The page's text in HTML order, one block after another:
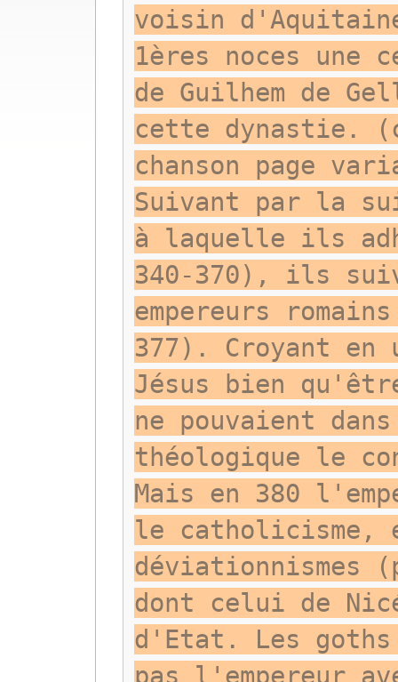
voisin
1ères noces
de Guilhem de
cette dynastie.
chanson page
Suivant par la
à laquelle ils
340-370), ils
empereurs
377). Croyant
Jésus bien
ne pouvaient
théologique le
Mais en 380
le catholicisme,
déviationnismes
dont celui de
d'Etat. Les